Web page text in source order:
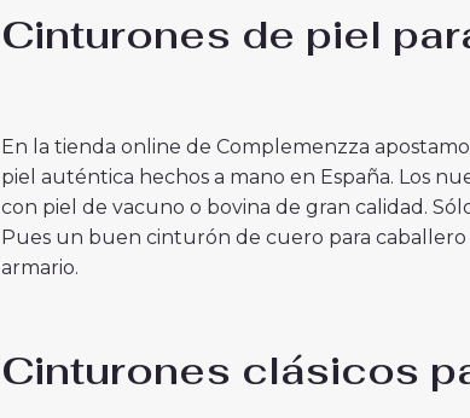
Cinturones de piel
En la tienda online de Complemenzza
piel auténtica hechos a mano en España. Los
con piel de vacuno o bovina de gran calidad.
Pues un buen cinturón de cuero para
armario.
Cinturones clásicos